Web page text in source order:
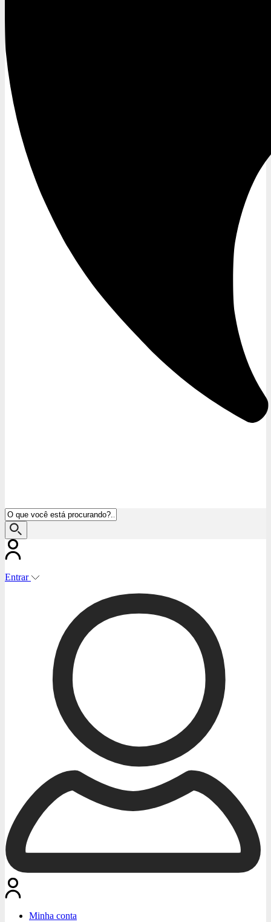
Entrar
Minha conta